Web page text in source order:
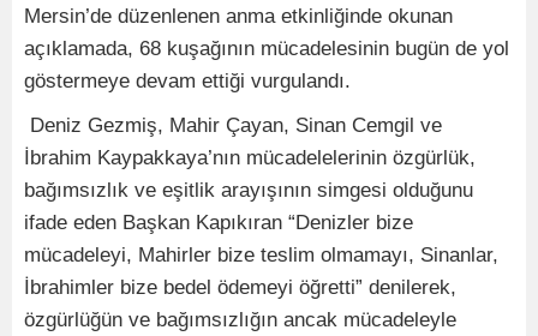
Mersin’de düzenlenen anma etkinliğinde okunan
açıklamada, 68 kuşağının mücadelesinin bugün de yol
göstermeye devam ettiği vurgulandı.
Deniz Gezmiş, Mahir Çayan, Sinan Cemgil ve
İbrahim Kaypakkaya’nın mücadelelerinin özgürlük,
bağımsızlık ve eşitlik arayışının simgesi olduğunu
ifade eden Başkan Kapıkıran “Denizler bize
mücadeleyi, Mahirler bize teslim olmamayı, Sinanlar,
İbrahimler bize bedel ödemeyi öğretti” denilerek,
özgürlüğün ve bağımsızlığın ancak mücadeleyle